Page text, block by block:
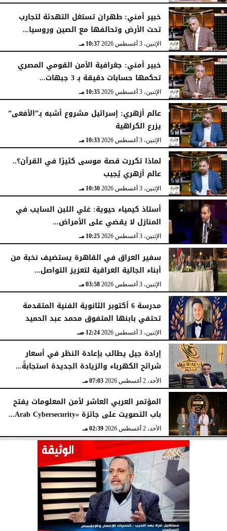
خبير أمني: طهران تستغل التهدئة لتجارب
تحت الأرض وتحالفها مع الصين وروسيا...
الإثنين، 3 أغسطس 2026 10:37 مـ
خبير أمني: جغرافية الأمن القومي المصري
تحكمها حسابات دقيقة بـ 3 جبهات...
الإثنين، 3 أغسطس 2026 10:35 مـ
عالم أزهري: إسرائيل مشروع أشبه بـ”الأفعى”
يزرع الكراهية
الإثنين، 3 أغسطس 2026 10:33 مـ
لماذا تكررت قصة موسى كثيرًا في القرآن؟..
عالم أزهري يُجيب
الإثنين، 3 أغسطس 2026 10:30 مـ
أستاذ كيمياء حيوية: غلي اللبن السايب في
المنازل لا يقضي على الأمراض...
الإثنين، 3 أغسطس 2026 10:25 مـ
سفير العراق في القاهرة يستضيف نخبة من
أبناء الجالية العراقية لتعزيز التواصل...
الإثنين، 3 أغسطس 2026 03:58 مـ
مدرسة 6 أكتوبر الثانوية الفنية المتقدمة
تحتفي بابنها المتفوق محمد عبد الحميد
الإثنين، 3 أغسطس 2026 12:24 صـ
إرادة جيل يطالب بإعادة النظر في أسعار
شرائح الكهرباء والزيادة الجديدة استجابةً...
الأحد، 2 أغسطس 2026 07:03 مـ
المؤتمر العربي العاشر لأمن المعلومات يفتح
باب التصويت على جائزة «Arab Cybersecurity...
الأحد، 2 أغسطس 2026 02:39 مـ